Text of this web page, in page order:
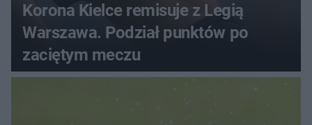
Korona Kielce remisuje z Legią
Warszawa. Podział punktów po
zaciętym meczu